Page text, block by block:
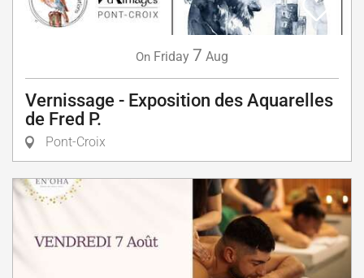
On Friday 7 Aug
Vernissage - Exposition des Aquarelles
de Fred P.
Pont-Croix